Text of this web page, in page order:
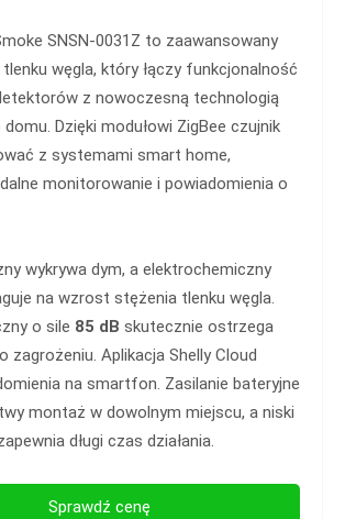
SNSN-0031Z to zaawansowany
węgla, który łączy funkcjonalność
z nowoczesną technologią
Dzięki modułowi ZigBee czujnik
z systemami smart home,
monitorowanie i powiadomienia o
wykrywa dym, a elektrochemiczny
na wzrost stężenia tlenku węgla.
o sile 85 dB skutecznie ostrzega
zagrożeniu. Aplikacja Shelly Cloud
na smartfon. Zasilanie bateryjne
montaż w dowolnym miejscu, a niski
długi czas działania.
Sprawdź cenę